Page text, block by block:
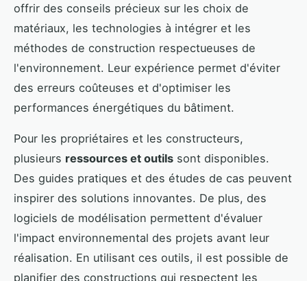
offrir des conseils précieux sur les choix de
matériaux, les technologies à intégrer et les
méthodes de construction respectueuses de
l'environnement. Leur expérience permet d'éviter
des erreurs coûteuses et d'optimiser les
performances énergétiques du bâtiment.
Pour les propriétaires et les constructeurs,
plusieurs ressources et outils sont disponibles.
Des guides pratiques et des études de cas peuvent
inspirer des solutions innovantes. De plus, des
logiciels de modélisation permettent d'évaluer
l'impact environnemental des projets avant leur
réalisation. En utilisant ces outils, il est possible de
planifier des constructions qui respectent les